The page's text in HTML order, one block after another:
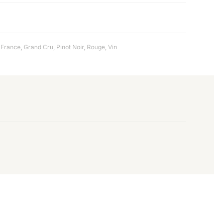
France, Grand Cru, Pinot Noir, Rouge, Vin